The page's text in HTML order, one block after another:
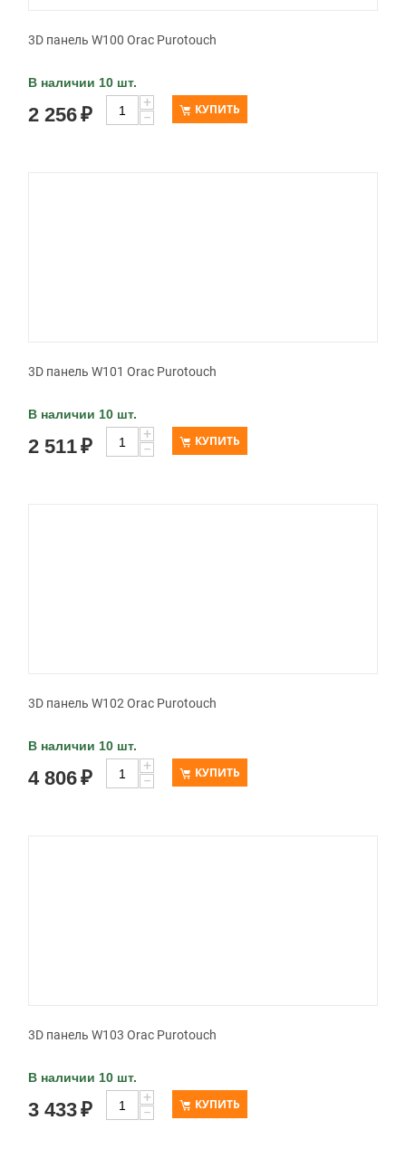
3D панель W100 Orac Purotouch
В наличии 10 шт.
2 256₽
+
−
КУПИТЬ
3D панель W101 Orac Purotouch
В наличии 10 шт.
2 511₽
+
−
КУПИТЬ
3D панель W102 Orac Purotouch
В наличии 10 шт.
4 806₽
+
−
КУПИТЬ
3D панель W103 Orac Purotouch
В наличии 10 шт.
3 433₽
+
−
КУПИТЬ